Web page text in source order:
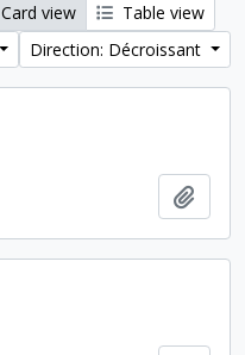
Card view
Table view
Direction: Décroissant